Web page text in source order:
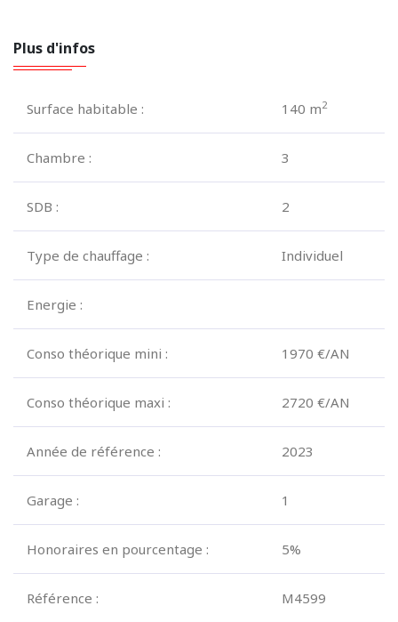
Plus d'infos
Surface habitable : 140 m2
Chambre : 3
SDB : 2
Type de chauffage : Individuel
Energie :
Conso théorique mini : 1970 €/AN
Conso théorique maxi : 2720 €/AN
Année de référence : 2023
Garage : 1
Honoraires en pourcentage : 5%
Référence : M4599